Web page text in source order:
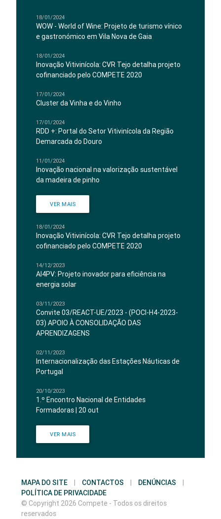
18/01/2024
WOW - World of Wine: Projeto de turismo vínico
e gastronómico em Vila Nova de Gaia
18/01/2024
Inovação Vitivinícola: CVR Tejo detalha projeto
cofinanciado pelo COMPETE 2020
17/01/2024
Cluster da Vinha e do Vinho
17/01/2024
RDD +: Portal do Setor Vitivinícola da Região
Demarcada do Douro
11/01/2024
Inovação nacional na valorização sustentável
da madeira de pinho
VER MAIS
18/01/2024
Inovação Vitivinícola: CVR Tejo detalha projeto
cofinanciado pelo COMPETE 2020
14/12/2023
AI4PV: Projeto inovador para eficiência na
energia solar
03/11/2023
Convite 03/REACT-UE/2023 - (POCI-H4-2023-
03) APOIO À CONSOLIDAÇÃO DAS
APRENDIZAGENS
02/11/2023
Internacionalização das Estações Náuticas de
Portugal
20/10/2023
1.º Encontro Nacional de Entidades
Formadoras | 20 out
VER MAIS
MAPA DO SITE | CONTACTOS | DENÚNCIAS
|
POLÍTICA DE PRIVACIDADE
© Copyright 2026 Compete - Todos os direitos
reservados